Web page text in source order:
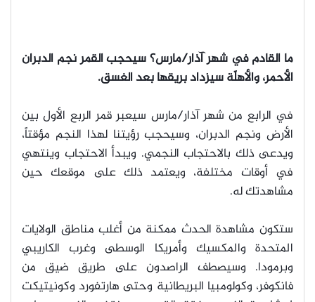
ما القادم في شهر آذار/مارس؟ سيحجب القمر نجم الدبران
الأحمر، والأهلّة سيزداد بريقها بعد الغسق.
في الرابع من شهر آذار/مارس سيعبر قمر الربع الأول بين
الأرض ونجم الدبران، وسيحجب رؤيتنا لهذا النجم مؤقتاً،
ويدعى ذلك بالاحتجاب النجمي. ويبدأ الاحتجاب وينتهي
في أوقات مختلفة، ويعتمد ذلك على موقعك حين
مشاهدتك له.
ستكون مشاهدة الحدث ممكنة من أغلب مناطق الولايات
المتحدة والمكسيك وأمريكا الوسطى وغرب الكاريبي
وبرمودا. وسيصطف الراصدون على طريق ضيق من
فانكوفر، وكولومبيا البريطانية وحتى هارتفورد وكونيتيكت